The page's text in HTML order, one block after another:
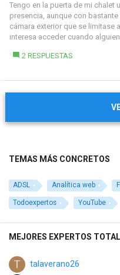
Tengo en la puerta de mi chalet
presencia, aunque con
cámara exterior que se limitase
interesa acceder cuando
2 RESPUESTAS
TEMAS MÁS CONCRETOS
ADSL Analítica web
Todoexpertos YouTube
MEJORES EXPERTOS TOTAL
talaverano26